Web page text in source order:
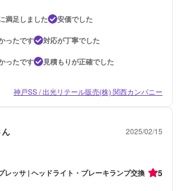
満足しました
安価でした
ったです
対応が丁寧でした
ったです
見積もりが正確でした
神戸SS / 出光リテール販売(株) 関西カンパニー
2025/02/15
レッサ | ヘッドライト・ブレーキランプ交換 5